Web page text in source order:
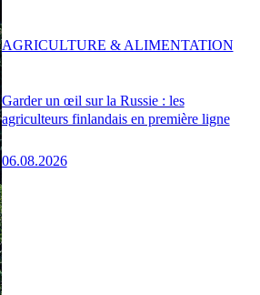
Garder un œil sur la Russie : les
agriculteurs finlandais en première ligne
06.08.2026
AGRICULTURE & ALIMENTATION